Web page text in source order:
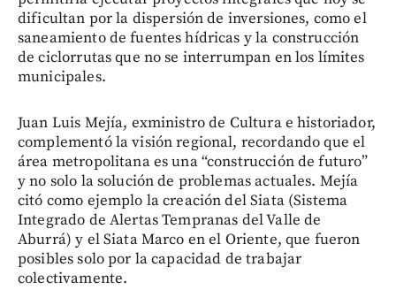
dificultan por la dispersión de inversiones, como el
saneamiento de fuentes hídricas y la construcción
de ciclorrutas que no se interrumpan en los límites
municipales.
Juan Luis Mejía, exministro de Cultura e historiador,
complementó la visión regional, recordando que el
área metropolitana es una “construcción de futuro”
y no solo la solución de problemas actuales. Mejía
citó como ejemplo la creación del Siata (Sistema
Integrado de Alertas Tempranas del Valle de
Aburrá) y el Siata Marco en el Oriente, que fueron
posibles solo por la capacidad de trabajar
colectivamente.